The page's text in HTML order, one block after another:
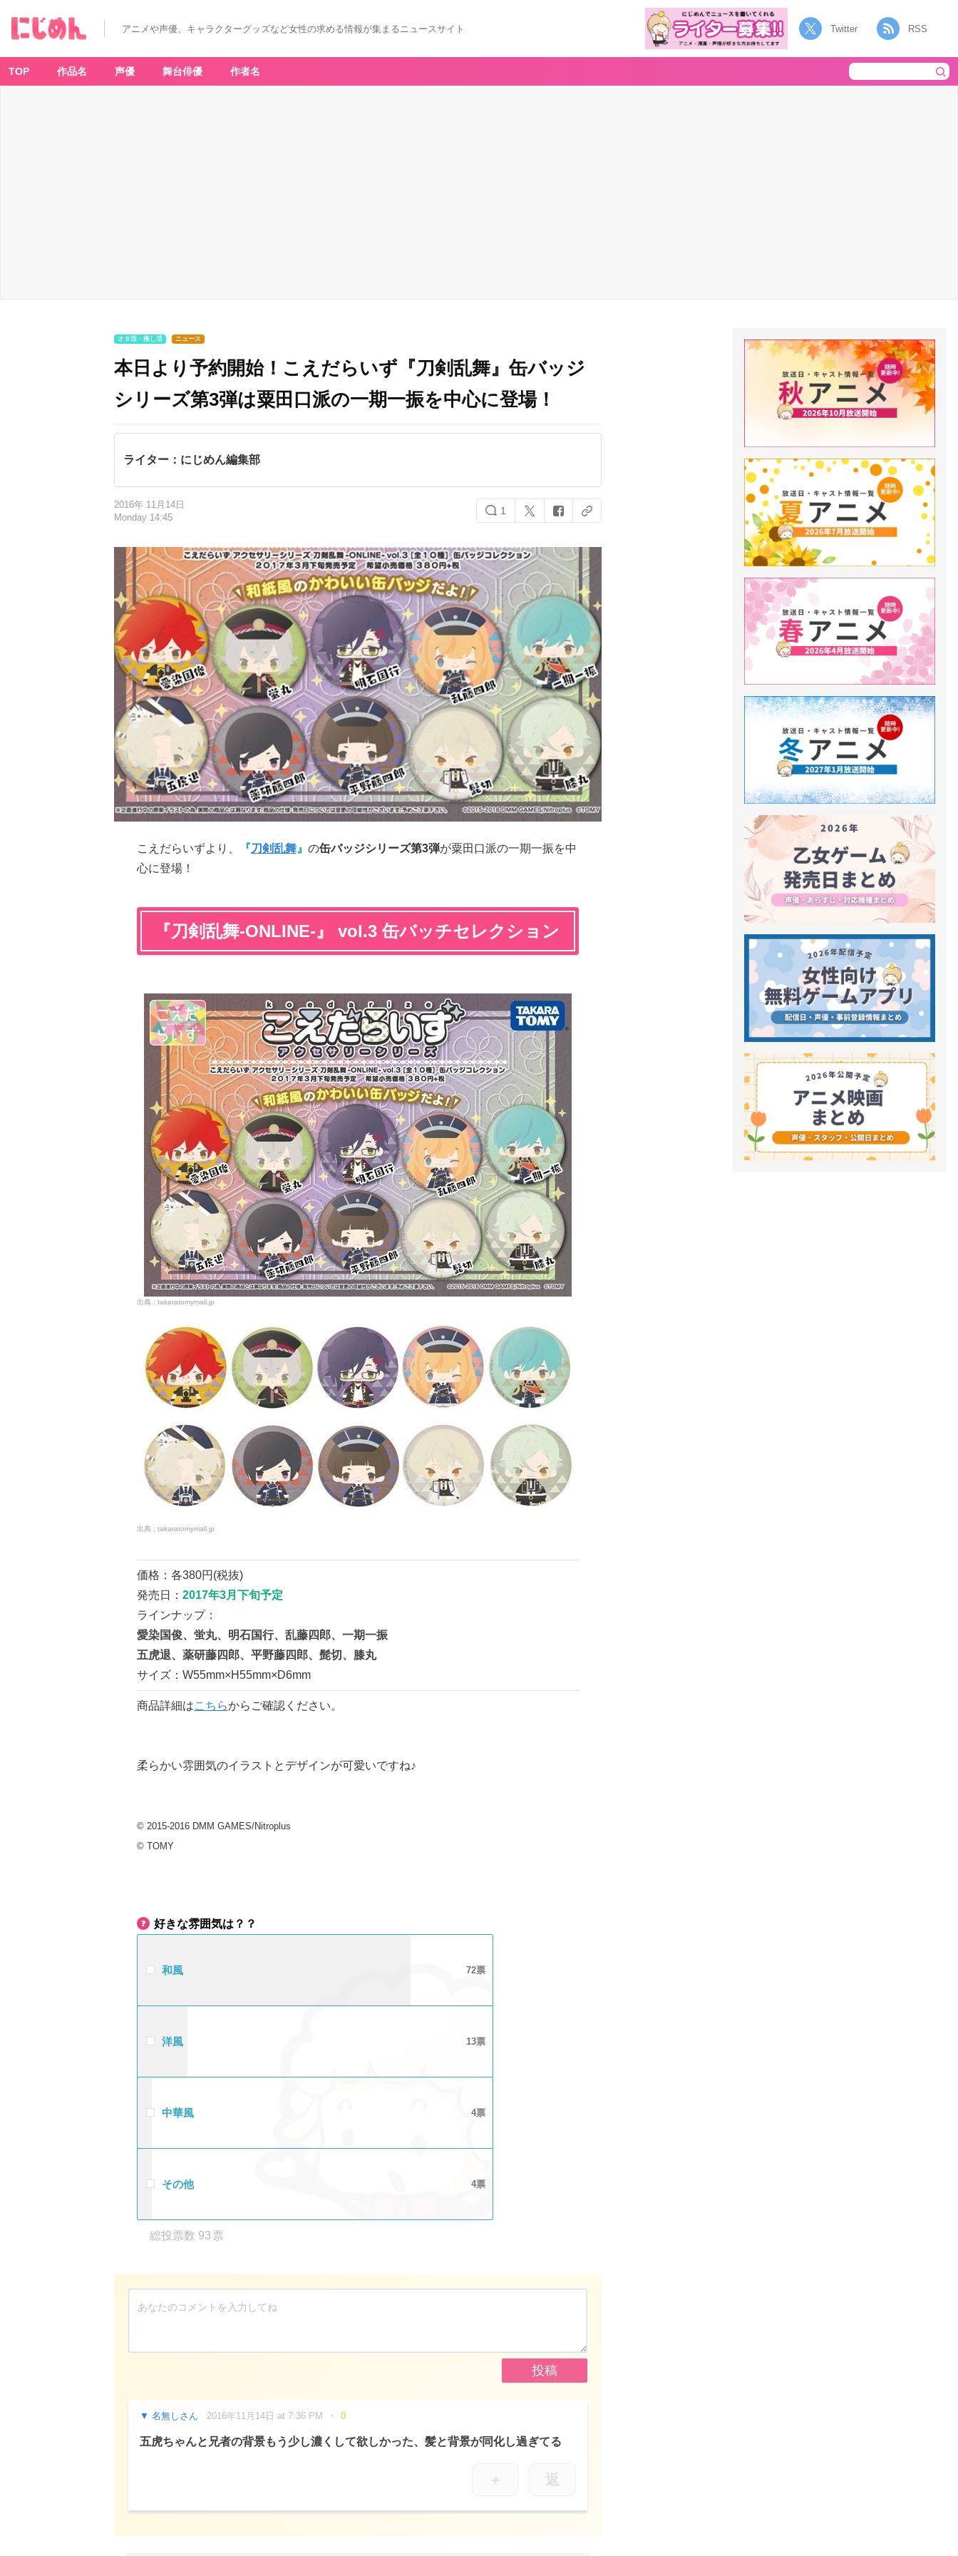
アニメや声優、キャラクターグッズなど女性の求める情報が集まるニュースサイト Twitter RSS
TOP 作品名 声優 舞台俳優 作者名
オタ活・推し活 ニュース
本日より予約開始！こえだらいず『刀剣乱舞』缶バッジ
シリーズ第3弾は粟田口派の一期一振を中心に登場！
ライター：にじめん編集部
2016年 11月14日
Monday 14:45
1
こえだらいずより、 『刀剣乱舞 』 の缶バッジシリーズ第3弾が粟田口派の一期一振を中
心に登場！
『刀剣乱舞-ONLINE-』 vol.3 缶バッチセレクション
takaratomymall.jp
takaratomymall.jp
価格：各380円(税抜)
発売日： 2017年3月下旬予定
ラインナップ：
愛染国俊、蛍丸、明石国行、乱藤四郎、一期一振
五虎退、薬研藤四郎、平野藤四郎、髭切、膝丸
サイズ：W55mm×H55mm×D6mm
商品詳細はこちらからご確認ください。
柔らかい雰囲気のイラストとデザインが可愛いですね♪
© 2015-2016 DMM GAMES/Nitroplus
© TOMY
好きな雰囲気は？？
和風 72
洋風 13
中華風 4
その他 4
93
名無しさん 2016年11月14日 at 7:36 PM 0
五虎ちゃんと兄者の背景もう少し濃くして欲しかった、髪と背景が同化し過ぎてる
＋ 返